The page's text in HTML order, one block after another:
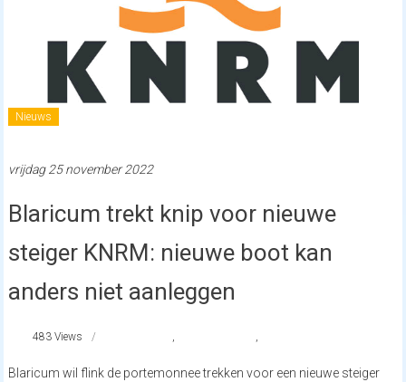
Nieuws
vrijdag 25 november 2022
Blaricum trekt knip voor nieuwe
steiger KNRM: nieuwe boot kan
anders niet aanleggen
483 Views , ,
Blaricum wil flink de portemonnee trekken voor een nieuwe steiger